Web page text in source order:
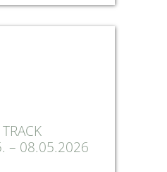
– 08.05.2026